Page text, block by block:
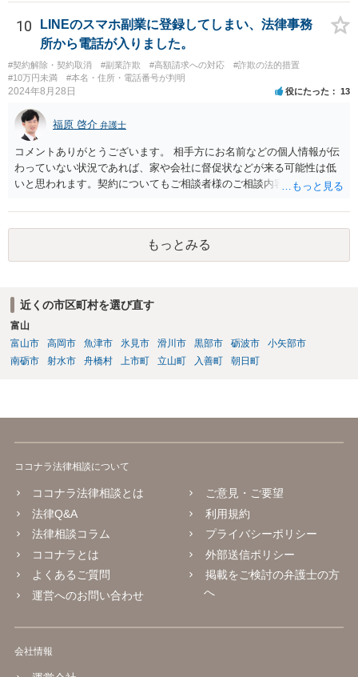
10
LINEのスマホ副業に登録してしまい、法律事務
所から電話が入りました。
#契約解除・契約取消 #副業詐欺 #高額請求への対応
#詐欺の法的措置
#10万円未満
#本名・住所・電話番号が判明
2024年8月28日 役にたった 13
福原 啓介 弁護士
コメントありがとうございます。 相手方にお名前などの個人情報が伝
わっていない状況であれば、家や会社に督促状などが来る可能性は低
いと思われます。契約についてもご相談者様のご相談内容を踏まえま
いただけますと幸いです。
もっとみる
近くの市区町村を選び直す
富山
富山市
高岡市 魚津市 氷見市 滑川市 黒部市 砺波市
小矢部市
南砺市
射水市 舟橋村 上市町 立山町 入善町 朝日町
ココナラ法律相談について
ココナラ法律相談とは
法律Q&A
法律相談コラム
ココナラとは
よくあるご質問
運営へのお問い合わせ
ご意見・ご要望
利用規約
プライバシーポリシー
外部送信ポリシー
掲載をご検討の弁護士の方
へ
会社情報